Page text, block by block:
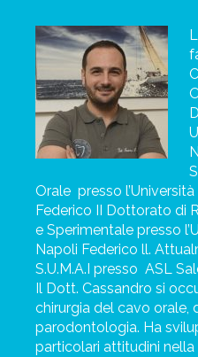
Orale presso
Federico II Dottorato di
e Sperimentale presso
Napoli Federico ll.
S.U.M.A.I presso ASL
Il Dott. Cassandro si
chirurgia del cavo orale,
parodontologia. Ha
particolari attitudini nella